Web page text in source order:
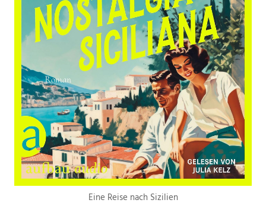
Eine Reise nach Sizilien